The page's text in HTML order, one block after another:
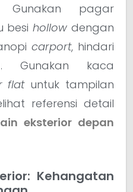
Gunakan pagar
besihollow dengan
carport, hindari
Gunakan kaca
flatuntuk tampilan
referensi detail
eksterior depan
Kehangatan